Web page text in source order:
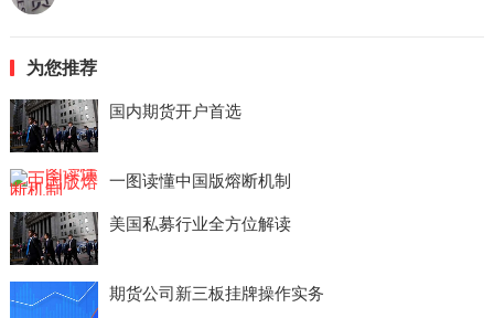
为您推荐
国内期货开户首选
一图读懂中国版熔断机制
美国私募行业全方位解读
期货公司新三板挂牌操作实务